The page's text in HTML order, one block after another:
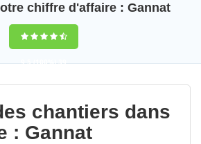
chiffre d'affaire : Gannat
9,5(100%)39
votes
chantiers dans
: Gannat